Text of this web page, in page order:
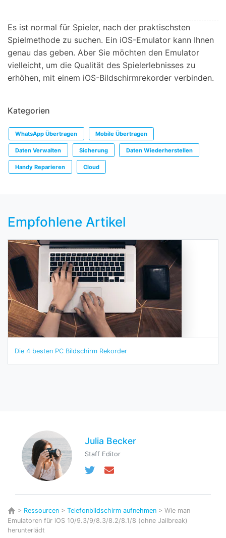
Es ist normal für Spieler, nach der praktischsten
Spielmethode zu suchen. Ein iOS-Emulator kann Ihnen
genau das geben. Aber Sie möchten den Emulator
vielleicht, um die Qualität des Spielerlebnisses zu
erhöhen, mit einem iOS-Bildschirmrekorder verbinden.
Kategorien
WhatsApp Übertragen Mobile Übertragen
Daten Verwalten Sicherung Daten Wiederherstellen
Handy Reparieren Cloud
Empfohlene Artikel
Die 4 besten PC Bildschirm Rekorder
Julia Becker
Staff Editor
> Ressourcen > Telefonbildschirm aufnehmen > Wie man
Emulatoren für iOS 10/9.3/9/8.3/8.2/8.1/8 (ohne Jailbreak)
herunterlädt